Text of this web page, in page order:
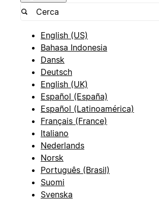
English (US)
Bahasa Indonesia
Dansk
Deutsch
English (UK)
Español (España)
Español (Latinoamérica)
Français (France)
Italiano
Nederlands
Norsk
Português (Brasil)
Suomi
Svenska